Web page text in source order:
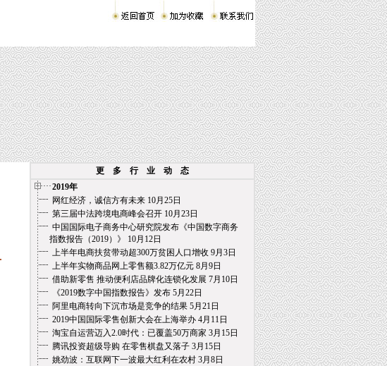
更 多 行 业 动 态
2019年
网红经济，诚信方有未来 10月25日
第三届中法跨境电商峰会召开 10月23日
中国国际电子商务中心研究院发布《中国数字商务
指数报告（2019）》 10月12日
上半年电商扶贫带动超300万贫困人口增收 9月3日
上半年实物商品网上零售额3.82万亿元 8月9日
借助新零售 推动便利店品牌化连锁化发展 7月10日
《2019数字中国指数报告》发布 5月22日
阿里电商转向下沉市场是竞争的结果 5月21日
2019中国国际零售创新大会在上海举办 4月11日
淘宝自运营迈入2.0时代：已覆盖50万商家 3月15日
腾讯投资超级导购 在零售棋盘又落子 3月15日
姚劲波：互联网下一波最大红利在农村 3月8日